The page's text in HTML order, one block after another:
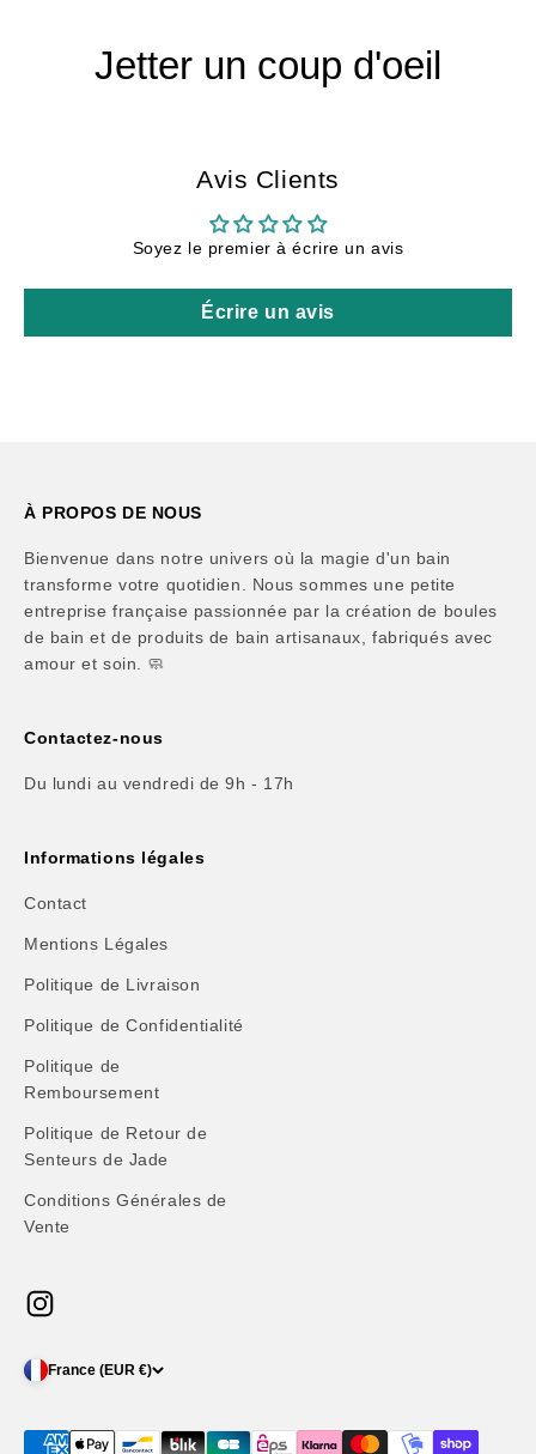
Jetter un coup d'oeil
Avis Clients
Soyez le premier à écrire un avis
Écrire un avis
À PROPOS DE NOUS
Bienvenue dans notre univers où la magie d'un bain
transforme votre quotidien. Nous sommes une petite
entreprise française passionnée par la création de boules
de bain et de produits de bain artisanaux, fabriqués avec
amour et soin. 🧼
Contactez-nous
Du lundi au vendredi de 9h - 17h
Informations légales
Contact
Mentions Légales
Politique de Livraison
Politique de Confidentialité
Politique de
Remboursement
Politique de Retour de
Senteurs de Jade
Conditions Générales de
Vente
France (EUR €)